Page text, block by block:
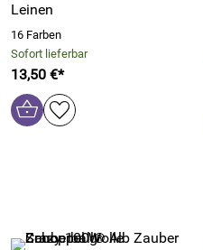
Leinen
16 Farben
Sofort lieferbar
13,50 €*